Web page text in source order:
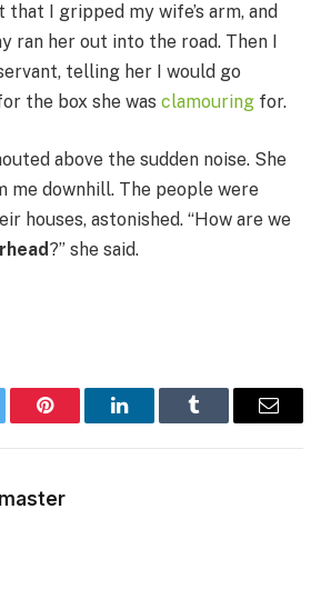
I gripped my wife’s arm, and
ran her out into the road. Then I
telling her I would go
the box she was clamouring for.
above the sudden noise. She
me downhill. The people were
houses, astonished. “How are we
?” she said.
Pinterest LinkedInTumblr Email